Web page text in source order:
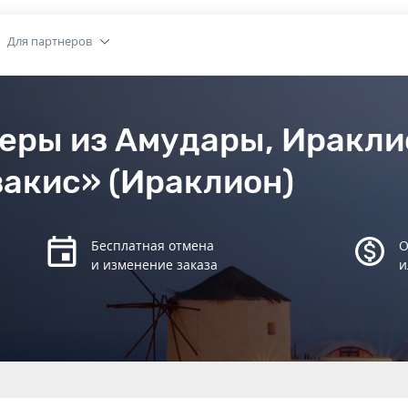
Для партнеров
из Амудары,
(Ираклион)
Бесплатная отмена
и изменение заказа